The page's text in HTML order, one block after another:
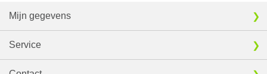
Mijn gegevens
Service